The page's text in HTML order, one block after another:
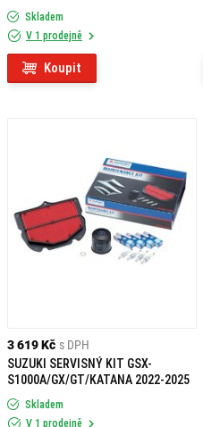
Skladem
V 1 prodejně
Koupit
3 619 Kč s DPH
SUZUKI SERVISNÝ KIT GSX-
S1000A/GX/GT/KATANA 2022-2025
Skladem
V 1 prodejně